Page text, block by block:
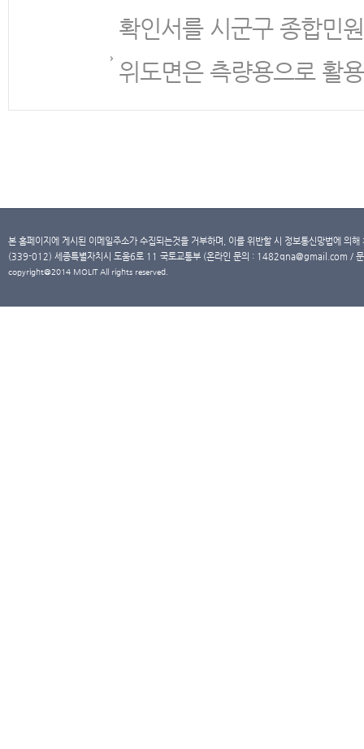
확인서를 시군구 종합민
위도면은 측량용으로 활
본 홈페이지에 게시된 이메일주소가 수집되는것을 거부하며, 이를 위반할 시 정보통신망법에 의
(339-012) 세종특별자치시 도움6로 11 국토교통부 (온라인 문의 : 1482qna@gmail.com /
copyright@2014 MOLIT All rights reserved.